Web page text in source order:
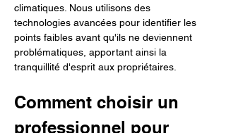
climatiques. Nous utilisons des
technologies avancées pour identifier les
points faibles avant qu'ils ne deviennent
problématiques, apportant ainsi la
tranquillité d'esprit aux propriétaires.
Comment choisir un
professionnel pour